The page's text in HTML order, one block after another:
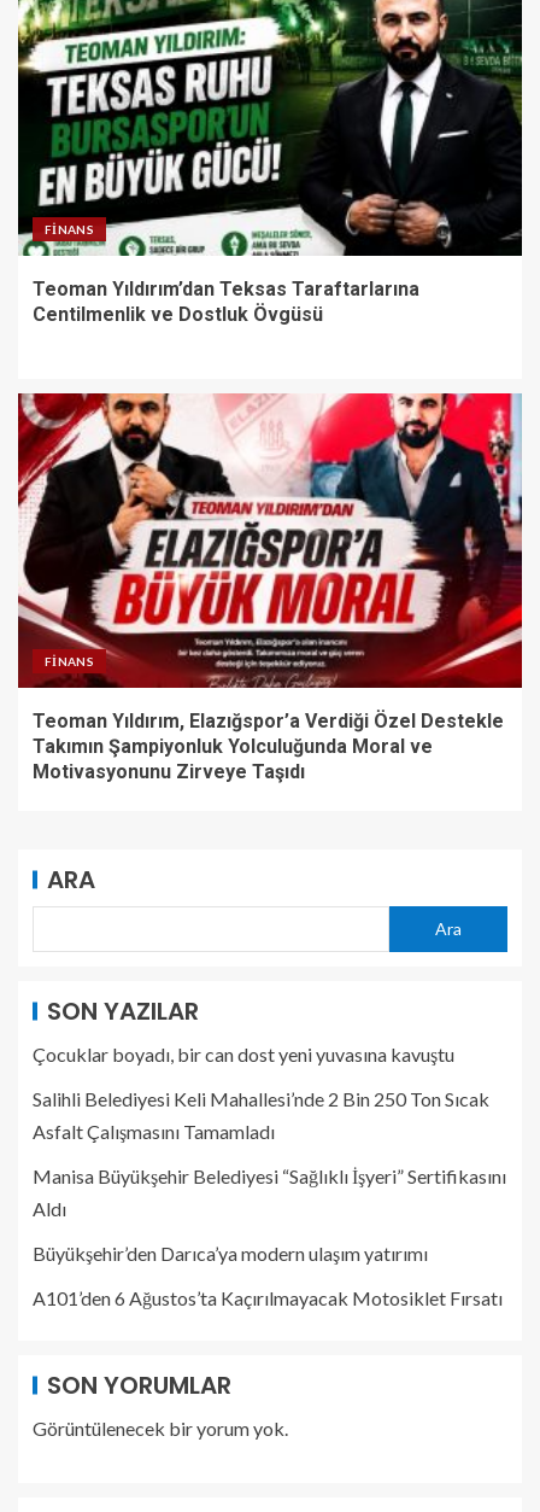
FINANS
Teoman Yıldırım’dan Teksas Taraftarlarına
Centilmenlik ve Dostluk Övgüsü
FINANS
Teoman Yıldırım, Elazığspor’a Verdiği Özel Destekle
Takımın Şampiyonluk Yolculuğunda Moral ve
Motivasyonunu Zirveye Taşıdı
ARA
Ara
SON YAZILAR
Çocuklar boyadı, bir can dost yeni yuvasına kavuştu
Salihli Belediyesi Keli Mahallesi’nde 2 Bin 250 Ton Sıcak
Asfalt Çalışmasını Tamamladı
Manisa Büyükşehir Belediyesi “Sağlıklı İşyeri” Sertifikasını
Aldı
Büyükşehir’den Darıca’ya modern ulaşım yatırımı
A101’den 6 Ağustos’ta Kaçırılmayacak Motosiklet Fırsatı
SON YORUMLAR
Görüntülenecek bir yorum yok.